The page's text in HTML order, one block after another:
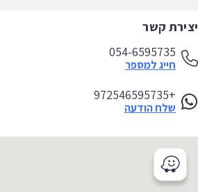
קשר
054-6595735
חייג למספר
+972546595735
שלח הודעה